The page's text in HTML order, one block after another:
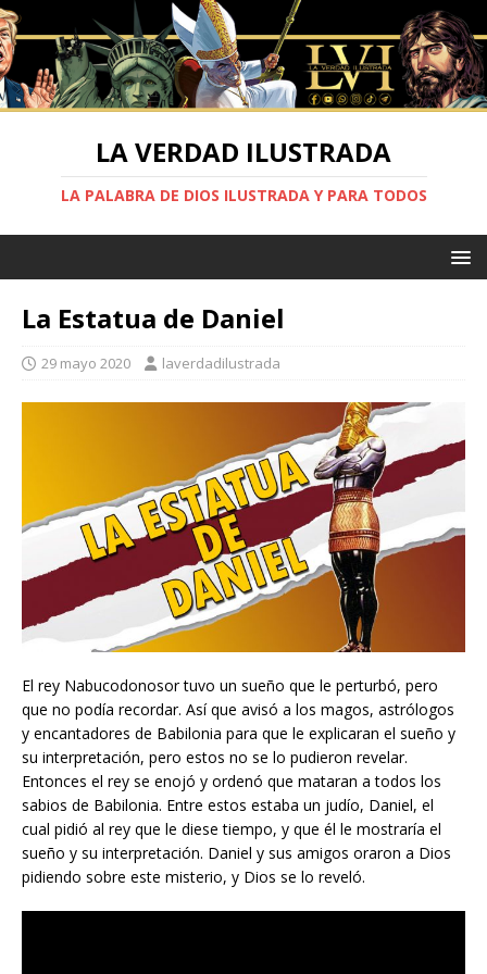
LA VERDAD ILUSTRADA
LA PALABRA DE DIOS ILUSTRADA Y PARA TODOS
La Estatua de Daniel
29 mayo 2020 laverdadilustrada
El rey Nabucodonosor tuvo un sueño que le perturbó, pero
que no podía recordar. Así que avisó a los magos, astrólogos
y encantadores de Babilonia para que le explicaran el sueño y
su interpretación, pero estos no se lo pudieron revelar.
Entonces el rey se enojó y ordenó que mataran a todos los
sabios de Babilonia. Entre estos estaba un judío, Daniel, el
cual pidió al rey que le diese tiempo, y que él le mostraría el
sueño y su interpretación. Daniel y sus amigos oraron a Dios
pidiendo sobre este misterio, y Dios se lo reveló.